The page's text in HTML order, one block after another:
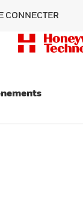
CONNECTER